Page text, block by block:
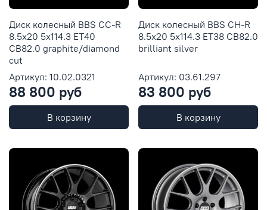
Диск колесный BBS CC-R
8.5x20 5x114.3 ET40
CB82.0 graphite/diamond
cut
Артикул: 10.02.0321
88 800 руб
В корзину
Диск колесный BBS CH-R
8.5x20 5x114.3 ET38 CB82.0
brilliant silver
Артикул: 03.61.297
83 800 руб
В корзину